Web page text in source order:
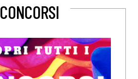
CONCORSI